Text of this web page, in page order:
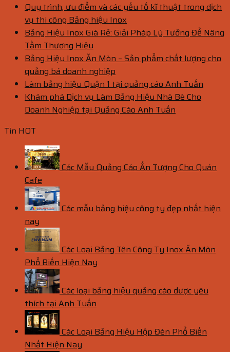
Quy trình, ưu điểm và các yếu tố kĩ thuật trong dịch
vụ thi công Bảng hiệu Inox
Bảng Hiệu Inox Giá Rẻ: Giải Pháp Lý Tưởng Để Nâng
Tầm Thương Hiệu
Bảng Hiệu Inox Ăn Mòn – Sản phẩm chất lượng cho
quảng bá doanh nghiệp
Làm bảng hiệu Quận 1 tại quảng cáo Anh Tuấn
Khám phá Dịch vụ Làm Bảng Hiệu Nhà Bè Cho
Doanh Nghiệp tại Quảng Cáo Anh Tuấn
Tin HOT
Các Mẫu Quảng Cáo Ấn Tượng Cho Quán
Cafe
Các mẫu bảng hiệu công ty đẹp nhất hiện
nay
Các Loại Bảng Tên Công Ty Inox Ăn Mòn
Phổ Biến Hiện Nay
Các loại bảng hiệu quảng cáo được yêu
thích tại Anh Tuấn
Các Loại Bảng Hiệu Hộp Đèn Phổ Biến
Nhất Hiện Nay